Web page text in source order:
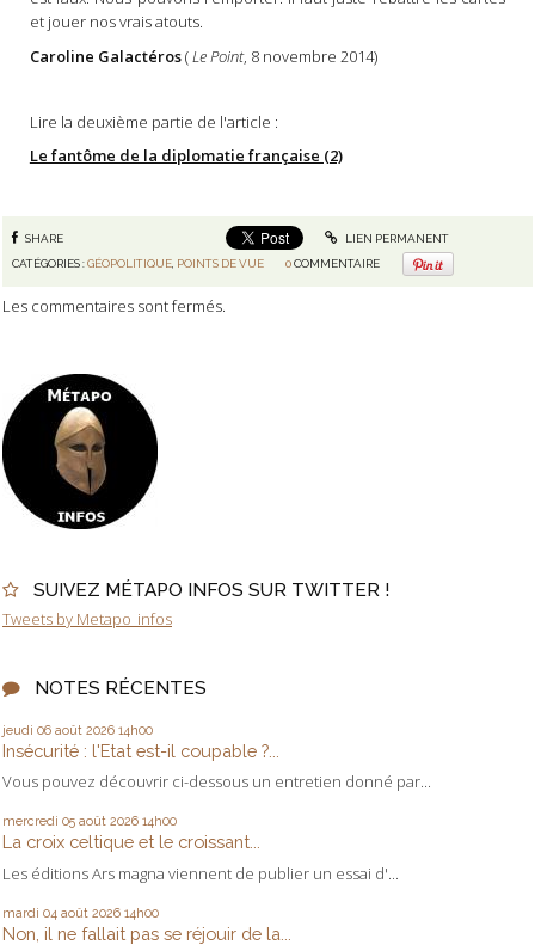
SUIVEZ MÉTAPO INFOS SUR TWITTER !
Tweets by Metapo_infos
NOTES RÉCENTES
jeudi 06 août 2026 14h00
Insécurité : l'Etat est-il coupable ?...
Vous pouvez découvrir ci-dessous un entretien donné par...
mercredi 05 août 2026 14h00
La croix celtique et le croissant...
Les éditions Ars magna viennent de publier un essai d'...
mardi 04 août 2026 14h00
Non, il ne fallait pas se réjouir de la...
et jouer nos vrais atouts.
Caroline Galactéros( Le Point, 8 novembre 2014)
Lire la deuxième partie de l'article :
Le fantôme de la diplomatie française (2)
SHARE
LIEN PERMANENT
CATÉGORIES :GÉOPOLITIQUE POINTS DE VUE 0 COMMENTAIRE
Les commentaires sont fermés.